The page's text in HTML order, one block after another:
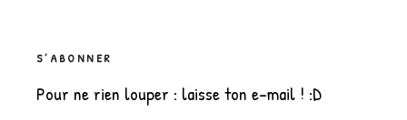
S’ABONNER
Pour ne rien louper : laisse ton e-mail ! :D